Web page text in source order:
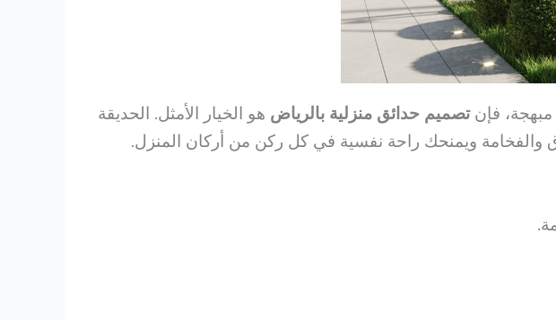
فإنتصميم حدائق منزلية بالرياض هو الخيار الأمثل. الحديقة
والفخامة ويمنحك راحة نفسية في كل ركن من أركان المنزل.